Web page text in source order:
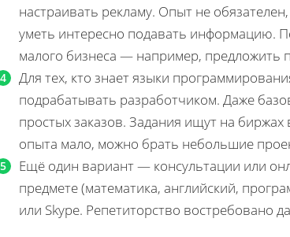
настраивать рекламу. Опыт не
уметь интересно подавать информацию.
малого бизнеса — например, предложить
Для тех, кто знает языки
подрабатывать разработчиком. Даже
простых заказов. Задания ищут на
опыта мало, можно брать небольшие
Ещё один вариант — консультации или
предмете (математика, английский,
или Skype. Репетиторство востребовано